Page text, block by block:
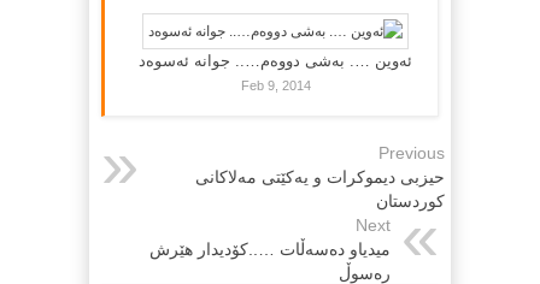
ئەوین …. بەشی دووەم….. جوانە ئەسوەد
Feb 9, 2014
Previous
حیزبی دیموکرات و یه‌کێتی مه‌لاکانی
کوردستان
Next
میدیاو دەسەڵات …..كۆدیدار هێرش
رەسوڵ